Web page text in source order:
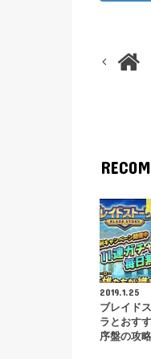
2019.1.25
ブレイド
ラとおす
序盤の攻